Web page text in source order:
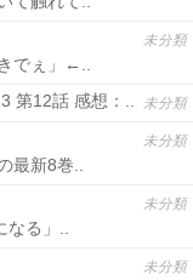
未分類
でぇ」←..
未分類
第12話 感想：..
未分類
最新8巻..
未分類
る」..
未分類